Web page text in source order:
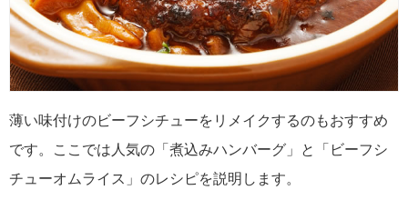
薄い味付けのビーフシチューをリメイクするのもおすすめ
です。ここでは人気の「煮込みハンバーグ」と「ビーフシ
チューオムライス」のレシピを説明します。